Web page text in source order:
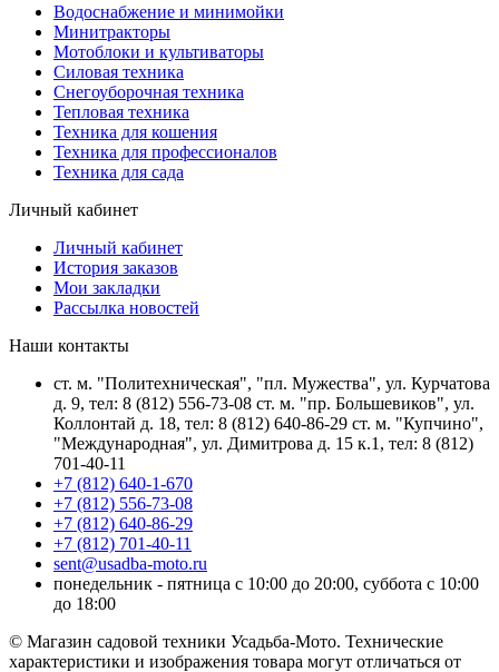
Водоснабжение и минимойки
Минитракторы
Мотоблоки и культиваторы
Силовая техника
Снегоуборочная техника
Тепловая техника
Техника для кошения
Техника для профессионалов
Техника для сада
Личный кабинет
Личный кабинет
История заказов
Мои закладки
Рассылка новостей
Наши контакты
ст. м. "Политехническая", "пл. Мужества", ул. Курчатова
д. 9, тел: 8 (812) 556-73-08 ст. м. "пр. Большевиков", ул.
Коллонтай д. 18, тел: 8 (812) 640-86-29 ст. м. "Купчино",
"Международная", ул. Димитрова д. 15 к.1, тел: 8 (812)
701-40-11
+7 (812) 640-1-670
+7 (812) 556-73-08
+7 (812) 640-86-29
+7 (812) 701-40-11
sent@usadba-moto.ru
понедельник - пятница с 10:00 до 20:00, суббота с 10:00
до 18:00
© Магазин садовой техники Усадьба-Мото. Технические
характеристики и изображения товара могут отличаться от